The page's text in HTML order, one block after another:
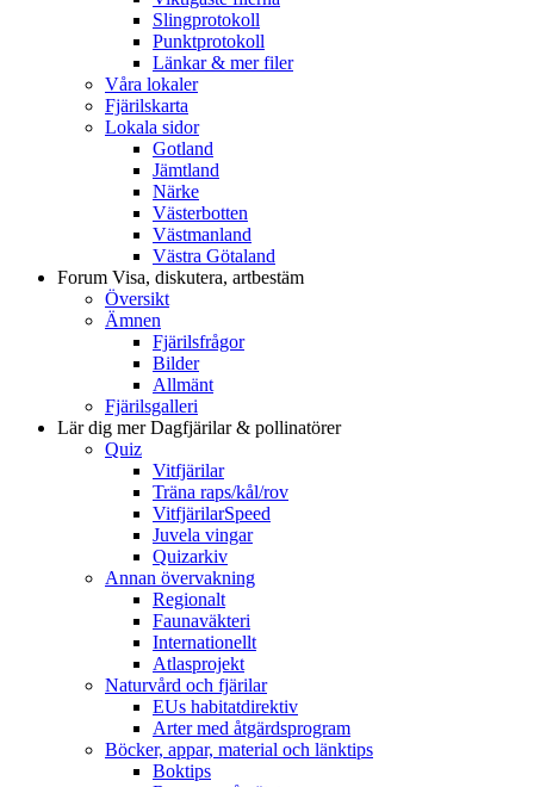
Slingprotokoll
Punktprotokoll
Länkar & mer filer
Våra lokaler
Fjärilskarta
Lokala sidor
Gotland
Jämtland
Närke
Västerbotten
Västmanland
Västra Götaland
Forum Visa, diskutera, artbestäm
Översikt
Ämnen
Fjärilsfrågor
Bilder
Allmänt
Fjärilsgalleri
Lär dig merDagfjärilar & pollinatörer
Quiz
Vitfjärilar
Träna raps/kål/rov
VitfjärilarSpeed
Juvela vingar
Quizarkiv
Annan övervakning
Regionalt
Faunaväkteri
Internationellt
Atlasprojekt
Naturvård och fjärilar
EUs habitatdirektiv
Arter med åtgärdsprogram
Böcker, appar, material och länktips
Boktips